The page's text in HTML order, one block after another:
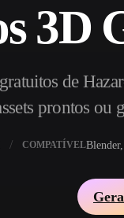
Texto Para
Do prompt
API
de trabalho.
3D
de
prontos
COMPATÍVEL